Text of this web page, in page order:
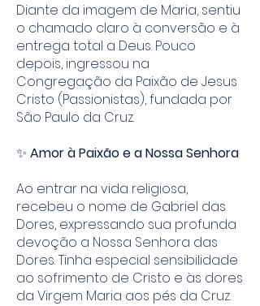
Diante da imagem de Maria, sentiu
o chamado claro à conversão e à
entrega total a Deus. Pouco
depois, ingressou na
Congregação da Paixão de Jesus
Cristo (Passionistas), fundada por
São Paulo da Cruz.
✨ Amor à Paixão e a Nossa Senhora
Ao entrar na vida religiosa,
recebeu o nome de Gabriel das
Dores, expressando sua profunda
devoção a Nossa Senhora das
Dores. Tinha especial sensibilidade
ao sofrimento de Cristo e às dores
da Virgem Maria aos pés da Cruz.